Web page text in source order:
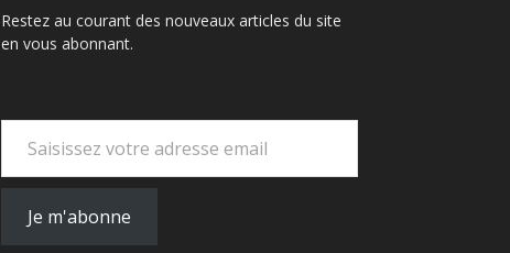
Restez au courant des nouveaux articles du site
en vous abonnant.
Saisissez votre adresse email
Je m'abonne